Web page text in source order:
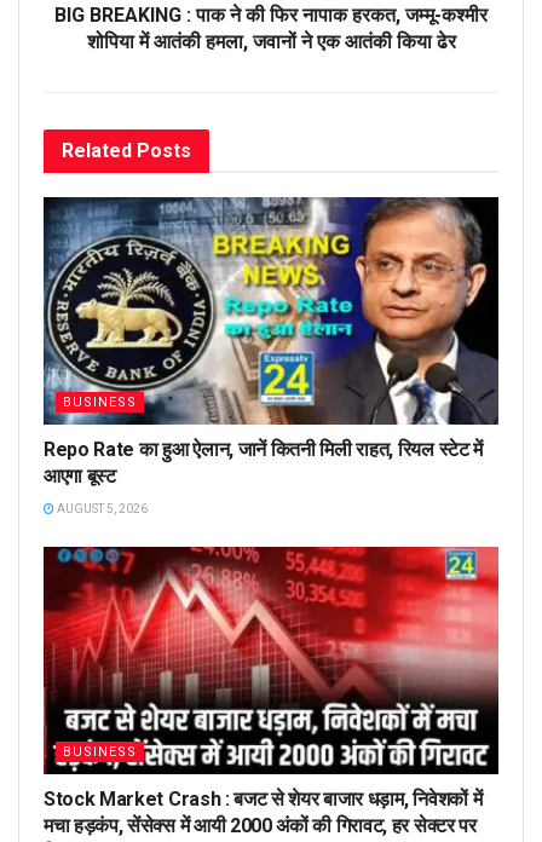
BIG BREAKING : पाक ने की फिर नापाक हरकत, जम्मू-कश्मीर
शोपिया में आतंकी हमला, जवानों ने एक आतंकी किया ढेर
Related Posts
BUSINESS
Repo Rate का हुआ ऐलान, जानें कितनी मिली राहत, रियल स्टेट में
आएगा बूस्ट
AUGUST 5, 2026
BUSINESS
Stock Market Crash : बजट से शेयर बाजार धड़ाम, निवेशकों में
मचा हड़कंप, सेंसेक्स में आयी 2000 अंकों की गिरावट, हर सेक्टर पर